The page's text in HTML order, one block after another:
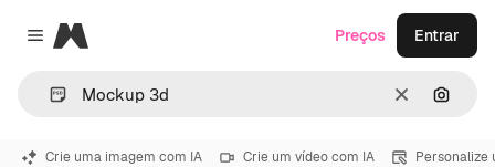
Close menu
Magnific
Limpar
Preços Entrar
Crie uma imagem com IA Crie um vídeo com IA Personalize